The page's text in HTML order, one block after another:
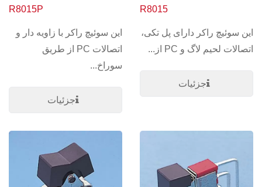
R8015
این سوئیچ راکر دارای پل تکی،
اتصالات لحیم لاگ و PC از...
جزئیات
R8015P
این سوئیچ راکر با زاویه دار و
اتصالات PC از طریق
سوراخ...
جزئیات